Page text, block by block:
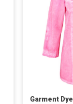
Garment Dye